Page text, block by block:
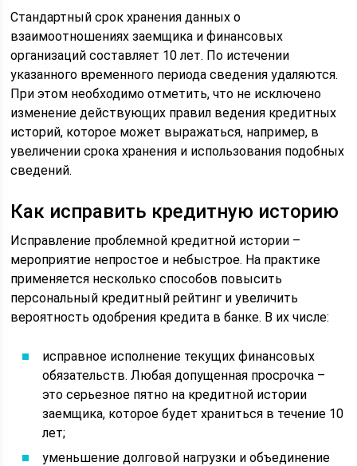
Стандартный срок хранения данных о
взаимоотношениях заемщика и финансовых
организаций составляет 10 лет. По истечении
указанного временного периода сведения удаляются.
При этом необходимо отметить, что не исключено
изменение действующих правил ведения кредитных
историй, которое может выражаться, например, в
увеличении срока хранения и использования подобных
сведений.
Как исправить кредитную историю
Исправление проблемной кредитной истории –
мероприятие непростое и небыстрое. На практике
применяется несколько способов повысить
персональный кредитный рейтинг и увеличить
вероятность одобрения кредита в банке. В их числе:
исправное исполнение текущих финансовых
обязательств. Любая допущенная просрочка –
это серьезное пятно на кредитной истории
заемщика, которое будет храниться в течение 10
лет;
уменьшение долговой нагрузки и объединение